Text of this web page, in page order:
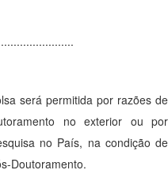
permitida por razões de
no exterior ou por
no País, na condição de
Doutoramento.